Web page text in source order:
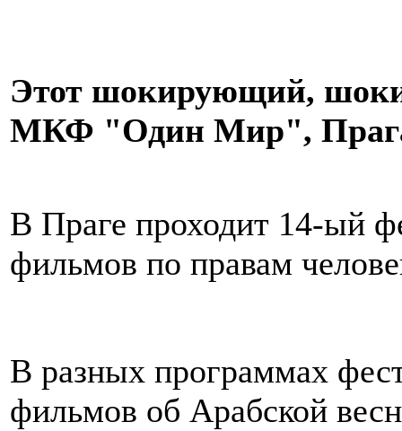
Этот шокирующий,
МКФ "Один Мир",
В Праге проходит 14-ый
фильмов по правам
В разных программах
фильмов об Арабской